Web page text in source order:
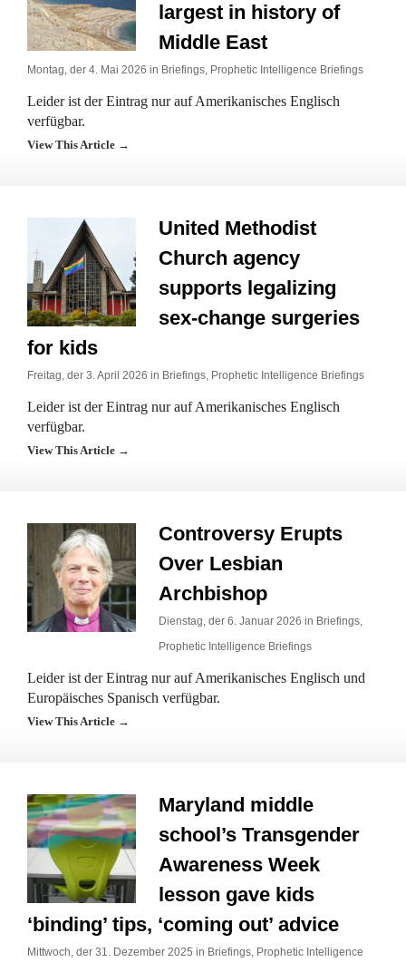
largest in history of
Middle East
Montag, der 4. Mai 2026 in Briefings, Prophetic Intelligence Briefings
Leider ist der Eintrag nur auf Amerikanisches Englisch
verfügbar.
View This Article →
United Methodist
Church agency
supports legalizing
sex-change surgeries
for kids
Freitag, der 3. April 2026 in Briefings, Prophetic Intelligence Briefings
Leider ist der Eintrag nur auf Amerikanisches Englisch
verfügbar.
View This Article →
Controversy Erupts
Over Lesbian
Archbishop
Dienstag, der 6. Januar 2026 in Briefings,
Prophetic Intelligence Briefings
Leider ist der Eintrag nur auf Amerikanisches Englisch und
Europäisches Spanisch verfügbar.
View This Article →
Maryland middle
school’s Transgender
Awareness Week
lesson gave kids
‘binding’ tips, ‘coming out’ advice
Mittwoch, der 31. Dezember 2025 in Briefings, Prophetic Intelligence